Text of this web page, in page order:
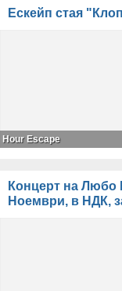
Ескейп стая
Hour Escape
Концерт на
Ноември, в НДК,